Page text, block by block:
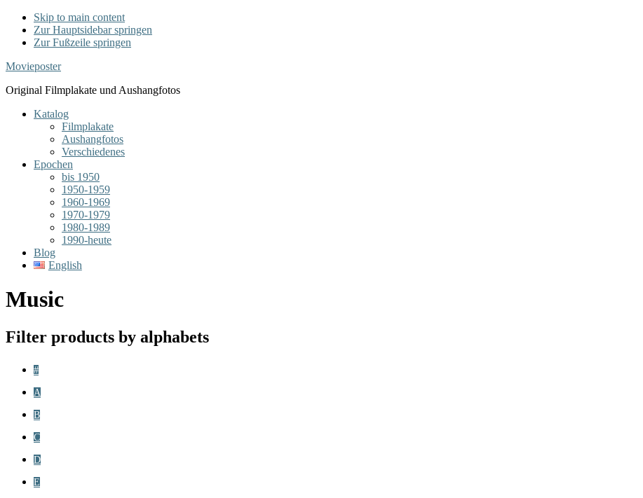
Skip to main content
Zur Hauptsidebar springen
Zur Fußzeile springen
Movieposter
Original Filmplakate und Aushangfotos
Katalog
Filmplakate
Aushangfotos
Verschiedenes
Epochen
bis 1950
1950-1959
1960-1969
1970-1979
1980-1989
1990-heute
Blog
English
Music
Filter products by alphabets
#
A
B
C
D
E